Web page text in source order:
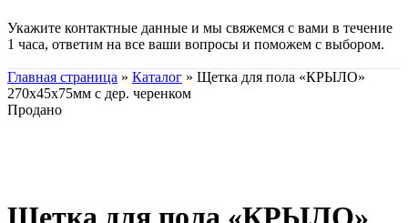
Укажите контактные данные и мы свяжемся с вами в течение
1 часа, ответим на все ваши вопросы и поможем с выбором.
Главная страница » Каталог » Щетка для пола «КРЫЛО»
270х45х75мм с дер. черенком
Продано
Щетка для пола «КРЫЛО»